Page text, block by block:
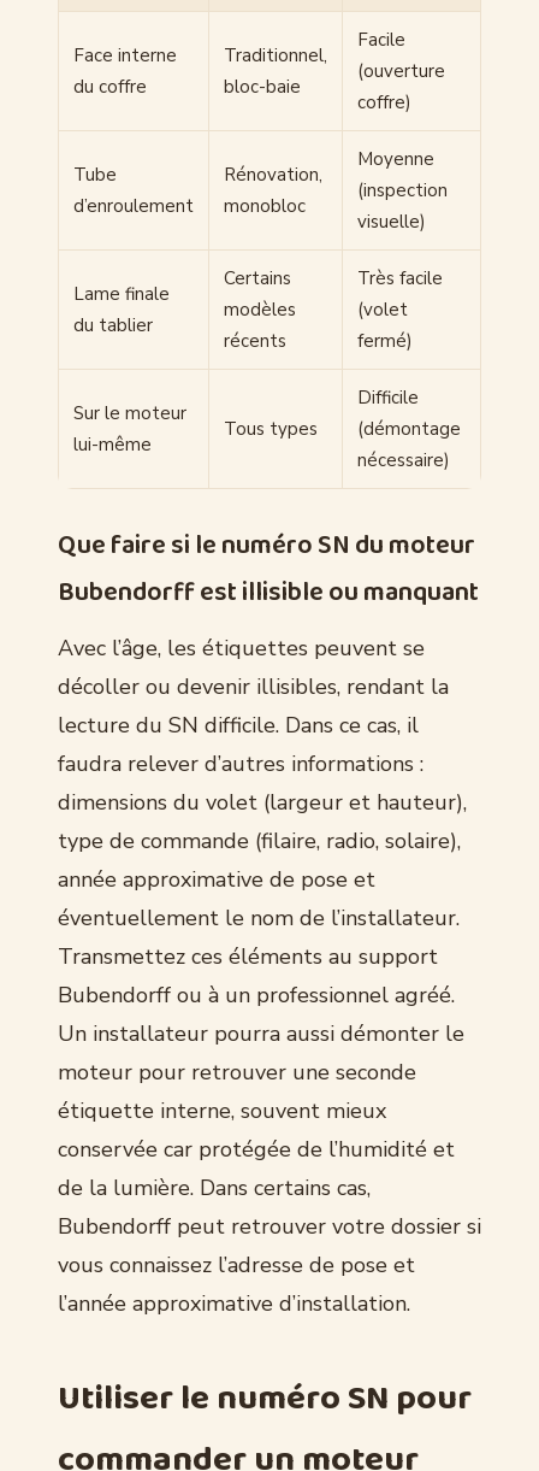
Face interne
du coffre
Traditionnel,
bloc-baie
Facile
(ouverture
coffre)
Tube
d’enroulement
Rénovation,
monobloc
Moyenne
(inspection
visuelle)
Lame finale
du tablier
Certains
modèles
récents
Très facile
(volet
fermé)
Sur le moteur
lui-même
Tous types
Difficile
(démontage
nécessaire)
Que faire si le numéro SN du moteur
Bubendorff est illisible ou manquant
Avec l’âge, les étiquettes peuvent se
décoller ou devenir illisibles, rendant la
lecture du SN difficile. Dans ce cas, il
faudra relever d’autres informations :
dimensions du volet (largeur et hauteur),
type de commande (filaire, radio, solaire),
année approximative de pose et
éventuellement le nom de l’installateur.
Transmettez ces éléments au support
Bubendorff ou à un professionnel agréé.
Un installateur pourra aussi démonter le
moteur pour retrouver une seconde
étiquette interne, souvent mieux
conservée car protégée de l’humidité et
de la lumière. Dans certains cas,
Bubendorff peut retrouver votre dossier si
vous connaissez l’adresse de pose et
l’année approximative d’installation.
Utiliser le numéro SN pour